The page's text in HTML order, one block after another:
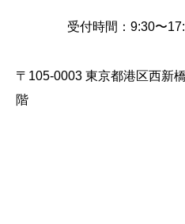
受付時間：9:30〜
〒105-0003 東京都港区西新
階